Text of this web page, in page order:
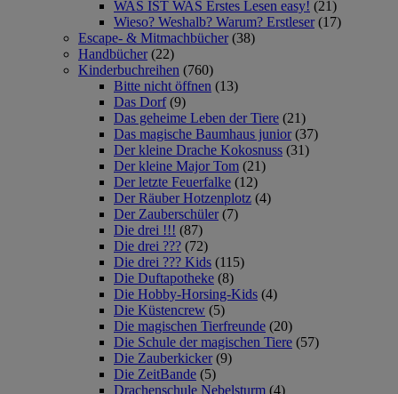
WAS IST WAS Erstes Lesen easy! (21)
Wieso? Weshalb? Warum? Erstleser (17)
Escape- & Mitmachbücher (38)
Handbücher (22)
Kinderbuchreihen (760)
Bitte nicht öffnen (13)
Das Dorf (9)
Das geheime Leben der Tiere (21)
Das magische Baumhaus junior (37)
Der kleine Drache Kokosnuss (31)
Der kleine Major Tom (21)
Der letzte Feuerfalke (12)
Der Räuber Hotzenplotz (4)
Der Zauberschüler (7)
Die drei !!! (87)
Die drei ??? (72)
Die drei ??? Kids (115)
Die Duftapotheke (8)
Die Hobby-Horsing-Kids (4)
Die Küstencrew (5)
Die magischen Tierfreunde (20)
Die Schule der magischen Tiere (57)
Die Zauberkicker (9)
Die ZeitBande (5)
Drachenschule Nebelsturm (4)